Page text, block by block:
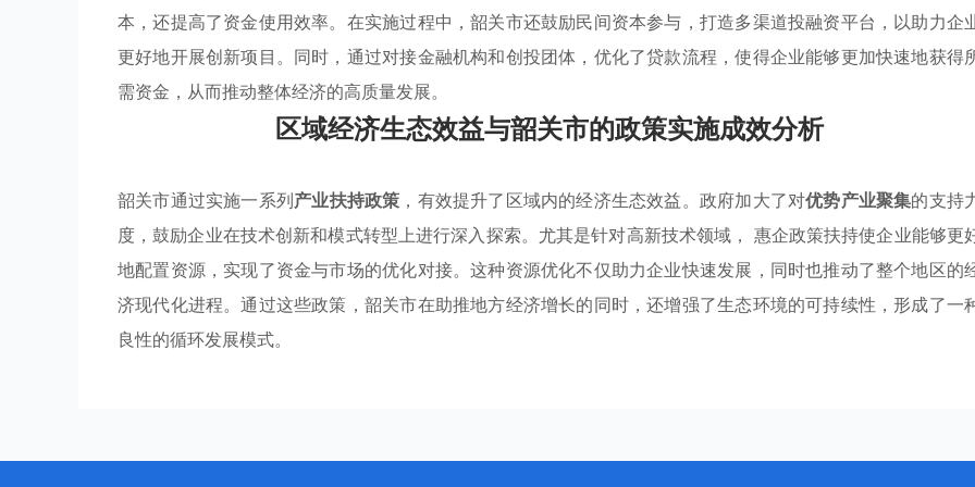
本，还提高了资金使用效率。在实施过程中，韶关市还鼓励民间资本参与，打造多渠道投融资平台，以助力企
更好地开展创新项目。同时，通过对接金融机构和创投团体，优化了贷款流程，使得企业能够更加快速地获得
需资金，从而推动整体经济的高质量发展。
区域经济生态效益与韶关市的政策实施成效分析
韶关市通过实施一系列产业扶持政策 ，有效提升了区域内的经济生态效益。政府加大了对优势产业聚集的支持
度，鼓励企业在技术创新和模式转型上进行深入探索。尤其是针对高新技术领域， 惠企政策扶持使企业能够更
地配置资源，实现了资金与市场的优化对接。这种资源优化不仅助力企业快速发展，同时也推动了整个地区的
济现代化进程。通过这些政策，韶关市在助推地方经济增长的同时，还增强了生态环境的可持续性，形成了一
良性的循环发展模式。